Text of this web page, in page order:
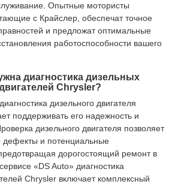
Опытные мотористы
с Крайслер, обеспечат точное
и предложат оптимальные
работоспособности вашего
диагностика дизельных
Chrysler?
дизельного двигателя
поддерживать его надежность и
дизельного двигателя позволяет
дефекты и потенциальные
дорогостоящий ремонт в
«DS Auto» диагностика
Chrysler включает комплексный